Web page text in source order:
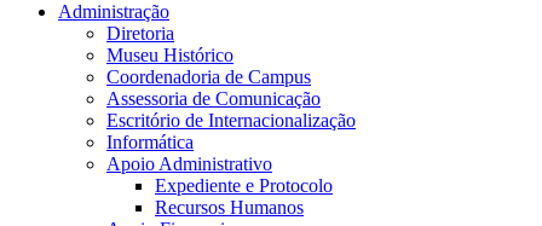
Administração
Diretoria
Museu Histórico
Coordenadoria de Campus
Assessoria de Comunicação
Escritório de Internacionalização
Informática
Apoio Administrativo
Expediente e Protocolo
Recursos Humanos